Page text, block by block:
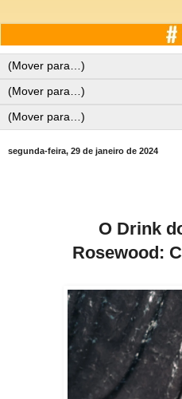
segunda-feira, 29 de janeiro de 2024
O Drink
Rosewood: